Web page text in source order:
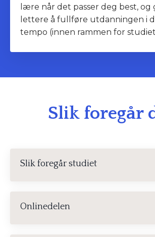
lære når det passer deg best, og
lettere å fullføre utdanningen i
tempo (innen rammen for
Slik foregår
Slik foregår studiet
Onlinedelen